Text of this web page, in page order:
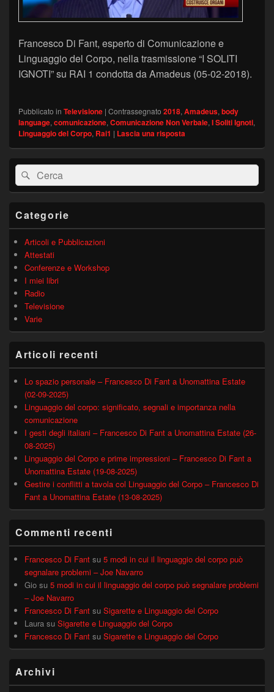
Francesco Di Fant, esperto di Comunicazione e
Linguaggio del Corpo, nella trasmissione “I SOLITI
IGNOTI” su RAI 1 condotta da Amadeus (05-02-2018).
Pubblicato in Televisione | Contrassegnato 2018, Amadeus, body
language, comunicazione, Comunicazione Non Verbale, I Soliti Ignoti,
Linguaggio del Corpo, Rai1 | Lascia una risposta
Area
widget
barra
Cerca:Cerca
Categorie
Articoli e Pubblicazioni
Attestati
Conferenze e Workshop
I miei libri
Radio
Televisione
Varie
Articoli recenti
Lo spazio personale – Francesco Di Fant a Unomattina Estate
(02-09-2025)
Linguaggio del corpo: significato, segnali e importanza nella
comunicazione
I gesti degli italiani – Francesco Di Fant a Unomattina Estate (26-
08-2025)
Linguaggio del Corpo e prime impressioni – Francesco Di Fant a
Unomattina Estate (19-08-2025)
Gestire i conflitti a tavola col Linguaggio del Corpo – Francesco Di
Fant a Unomattina Estate (13-08-2025)
Commenti recenti
Francesco Di Fant su 5 modi in cui il linguaggio del corpo può
segnalare problemi – Joe Navarro
Gio su 5 modi in cui il linguaggio del corpo può segnalare problemi
– Joe Navarro
Francesco Di Fant su Sigarette e Linguaggio del Corpo
Laura su Sigarette e Linguaggio del Corpo
Francesco Di Fant su Sigarette e Linguaggio del Corpo
Archivi